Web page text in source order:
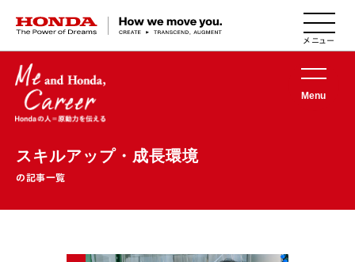
HONDA The Power of Dreams
Menu
スキルアップ・成長環境
の記事一覧